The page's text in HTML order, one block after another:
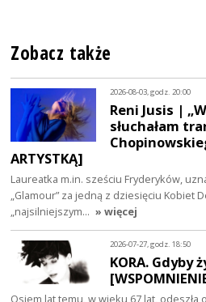
Zobacz także
2026-08-03, godz. 20:00
Reni Jusis |
słuchałam
ARTYSTKĄ]
Laureatka m.in. sześciu Fryderyków,
„Glamour” za jedną z dziesięciu Kobiet
„najsilniejszym… » więcej
2026-07-27, godz. 18:50
KORA. Gdyby
Osiem lat temu, w wieku 67 lat,